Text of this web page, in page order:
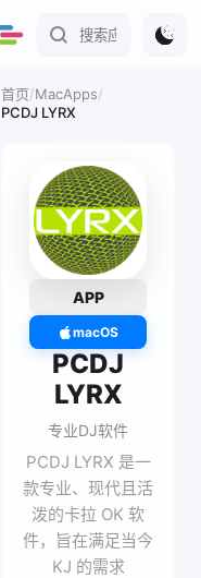
首页/MacApps/
PCDJ LYRX
APP
macOS
PCDJ
LYRX
专业DJ软件
PCDJ LYRX 是一
款专业、现代且活
泼的卡拉 OK 软
件，旨在满足当今
KJ 的需求